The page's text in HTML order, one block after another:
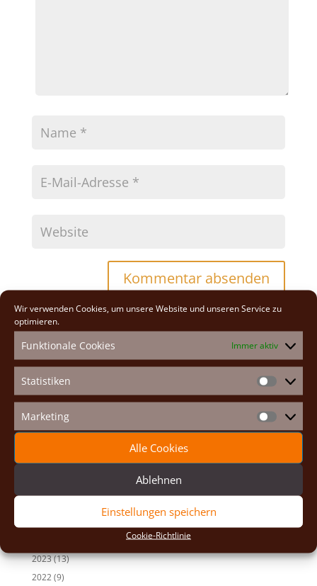
Wir verwenden Cookies, um unsere Website und unseren Service zu
optimieren.
Funktionale Cookies Immer aktiv
Statistiken
Marketing Marketing
Alle Cookies
Ablehnen
Einstellungen speichern
Cookie-Richtlinie
t
e
r
a
t
i
v
Neueste Beiträge
Osterexerzitien 2026
Fastenexerzitien 2026
Weihnachten 2025
Auf den Spuren der Heiligen
2023(13)
2022(9)